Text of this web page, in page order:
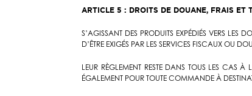
ARTICLE 5 : DROITS DE DOUANE, FRAIS ET
S’AGISSANT DES PRODUITS EXPÉDIÉS VERS LES
D’ÊTRE EXIGÉS PAR LES SERVICES FISCAUX OU
LEUR RÈGLEMENT RESTE DANS TOUS LES CAS
ÉGALEMENT POUR TOUTE COMMANDE À